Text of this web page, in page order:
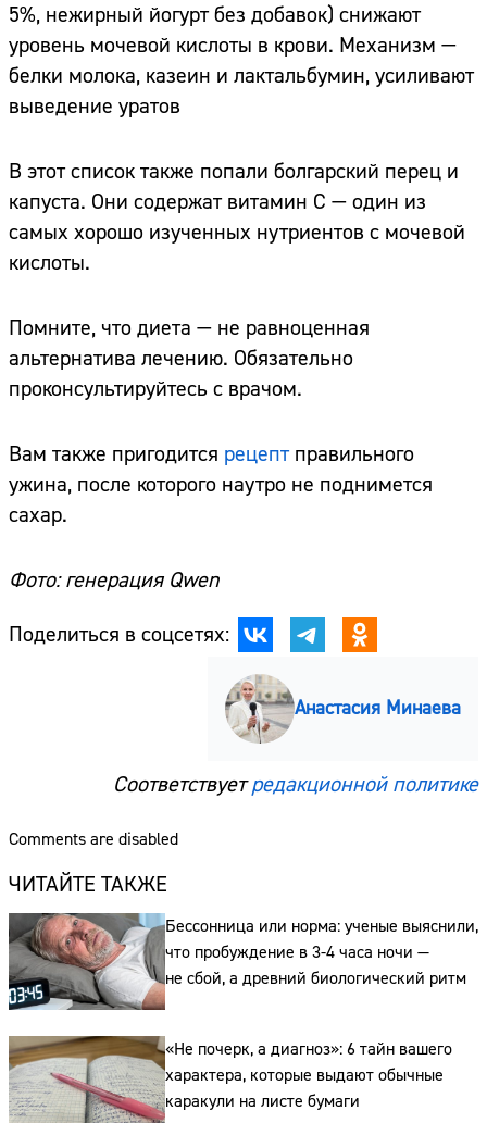
5%, нежирный йогурт без добавок) снижают
уровень мочевой кислоты в крови. Механизм —
белки молока, казеин и лактальбумин, усиливают
выведение уратов
В этот список также попали болгарский перец и
капуста. Они содержат витамин С — один из
самых хорошо изученных нутриентов с мочевой
кислоты.
Помните, что диета — не равноценная
альтернатива лечению. Обязательно
проконсультируйтесь с врачом.
Вам также пригодится рецептправильного
ужина, после которого наутро не поднимется
сахар.
Фото: генерация Qwen
Поделиться в соцсетях:
Анастасия Минаева
Соответствуетредакционной политике
Comments are disabled
ЧИТАЙТЕ ТАКЖЕ
Бессонница или норма: ученые выяснили,
что пробуждение в 3-4 часа ночи —
не сбой, а древний биологический ритм
«Не почерк, а диагноз»: 6 тайн вашего
характера, которые выдают обычные
каракули на листе бумаги